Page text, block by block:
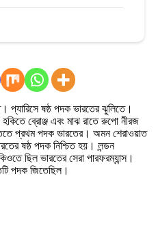
প্যারিসে ষষ্ঠ পদক ভারতের ঝুলিতে।
ব্রোঞ্জ এবং মাঝ রাতে রুপো নীরজ
প্রথম পদক ভারতের। অমন শেরাওয়াত
ষষ্ঠ পদক নিশ্চিত হয়। লন্ডন
ছিল ভারতের সেরা পারফরম্যান্স।
পদক জিতেছিল।